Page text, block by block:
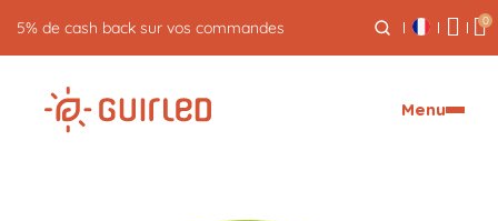
5% de cash back sur vos commandes 0
Menu